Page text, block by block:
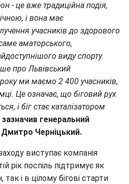
- це вже традиційна подія,
і вона має
учасників до здорового
аматорського,
виду спорту.
про Львівський
ми маємо 2 400 учасників,
Це означає, що біговий рух
і біг стає каталізатором
зазначив генеральний
Черніцький.
виступає компанія
рік поспіль підтримує як
і в цілому бігові старти